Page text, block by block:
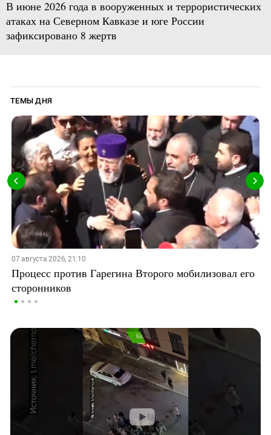
В июне 2026 года в вооруженных и террористических
атаках на Северном Кавказе и юге России
зафиксировано 8 жертв
ТЕМЫ ДНЯ
07 августа 2026, 21:10
Процесс против Гарегина Второго мобилизовал его
сторонников